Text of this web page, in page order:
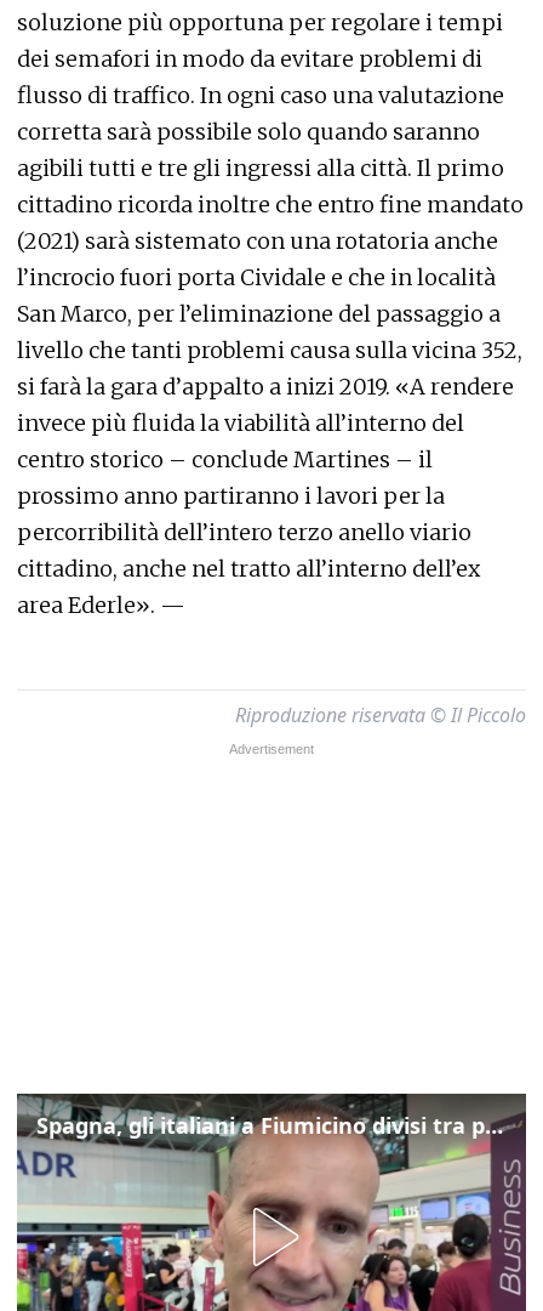
soluzione più opportuna per regolare i tempi
dei semafori in modo da evitare problemi di
flusso di traffico. In ogni caso una valutazione
corretta sarà possibile solo quando saranno
agibili tutti e tre gli ingressi alla città. Il primo
cittadino ricorda inoltre che entro fine mandato
(2021) sarà sistemato con una rotatoria anche
l’incrocio fuori porta Cividale e che in località
San Marco, per l’eliminazione del passaggio a
livello che tanti problemi causa sulla vicina 352,
si farà la gara d’appalto a inizi 2019. «A rendere
invece più fluida la viabilità all’interno del
centro storico – conclude Martines – il
prossimo anno partiranno i lavori per la
percorribilità dell’intero terzo anello viario
cittadino, anche nel tratto all’interno dell’ex
area Ederle». —
Riproduzione riservata © Il Piccolo
Spagna, gli italiani a Fiumicino divisi tra preoccupazione e dispiacere per i controlli